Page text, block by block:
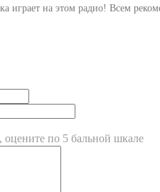
играет на этом радио! Всем
оцените по 5 бальной шкале